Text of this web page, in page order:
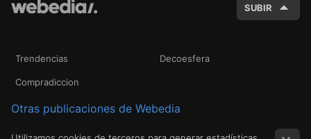
SUBIR
Trendencias Decoesfera
Compradiccion
Otras publicaciones de Webedia